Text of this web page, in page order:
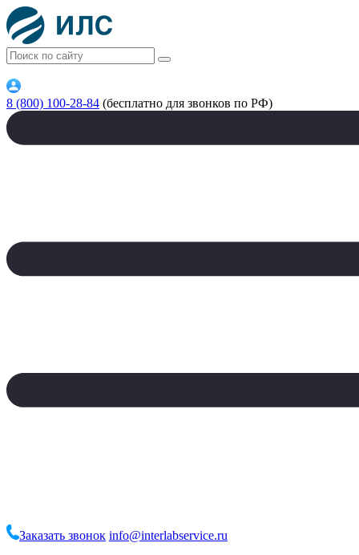
8 (800) 100-28-84 (бесплатно для звонков по РФ)
Заказать звонок info@interlabservice.ru